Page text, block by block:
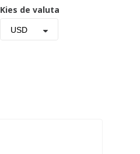
Kies de valuta
USD